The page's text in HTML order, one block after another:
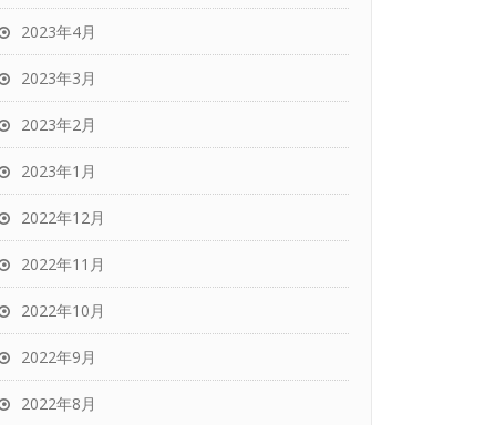
2023年4月
2023年3月
2023年2月
2023年1月
2022年12月
2022年11月
2022年10月
2022年9月
2022年8月